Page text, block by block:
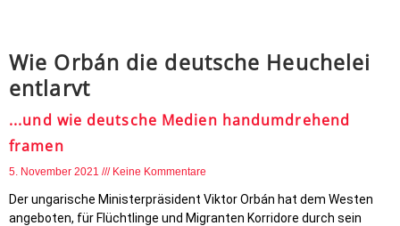
Wie Orbán die deutsche Heuchelei
entlarvt
...und wie deutsche Medien handumdrehend
framen
5. November 2021 Keine Kommentare
Der ungarische Ministerpräsident Viktor Orbán hat dem Westen
angeboten, für Flüchtlinge und Migranten Korridore durch sein